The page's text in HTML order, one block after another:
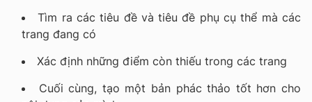
Tìm ra các tiêu đề và tiêu đề phụ cụ thể mà các
trang đang có
Xác định những điểm còn thiếu trong các trang
Cuối cùng, tạo một bản phác thảo tốt hơn cho